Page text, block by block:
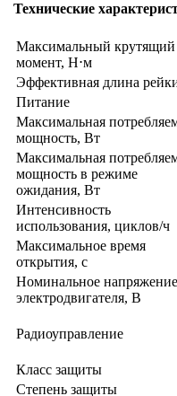
Технические
Максимальный крутящий
момент, Н⋅м
Эффективная длина
Питание
Максимальная
мощность, Вт
Максимальная
мощность в режиме
ожидания, Вт
Интенсивность
использования, циклов/ч
Максимальное время
открытия, с
Номинальное напряжение
электродвигателя, В
Радиоуправление
Класс защиты
Степень защиты